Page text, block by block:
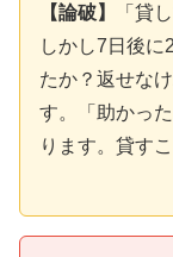
【論破】
「貸
しかし7日後に
たか？返せな
す。「助かっ
ります。貸す